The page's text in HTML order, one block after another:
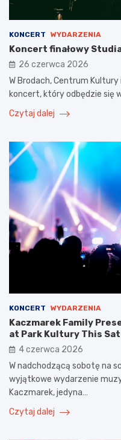
KONCERT WYDARZENIA
Koncert finałowy
26 czerwca 2026
W Brodach, Centrum
koncert, który odbędzie się
Czytaj dalej
KONCERT WYDARZENIA
Kaczmarek Family
at Park Kultury This
4 czerwca 2026
W nadchodzącą sobotę na
wyjątkowe wydarzenie
Kaczmarek, jedyna…
Czytaj dalej